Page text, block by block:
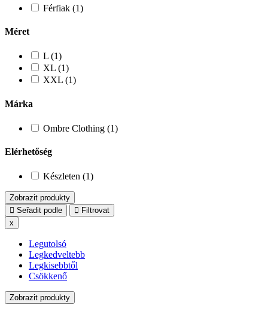
Férfiak (1)
Méret
L (1)
XL (1)
XXL (1)
Márka
Ombre Clothing (1)
Elérhetőség
Készleten (1)
Zobrazit produkty
Seřadit podle
Filtrovat
x
Legutolsó
Legkedveltebb
Legkisebbtől
Csökkenő
Zobrazit produkty